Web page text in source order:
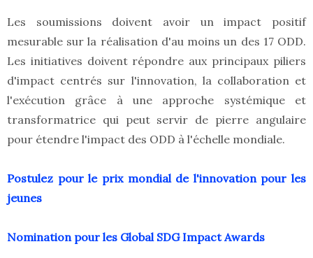
Les soumissions doivent avoir un impact positif
mesurable sur la réalisation d'au moins un des 17 ODD.
Les initiatives doivent répondre aux principaux piliers
d'impact centrés sur l'innovation, la collaboration et
l'exécution grâce à une approche systémique et
transformatrice qui peut servir de pierre angulaire
pour étendre l'impact des ODD à l'échelle mondiale.
Postulez pour le prix mondial de l'innovation pour les
jeunes
Nomination pour les Global SDG Impact Awards